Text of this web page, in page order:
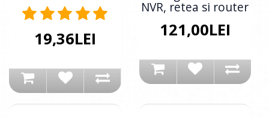
19,36LEI
NVR, retea si router
121,00LEI